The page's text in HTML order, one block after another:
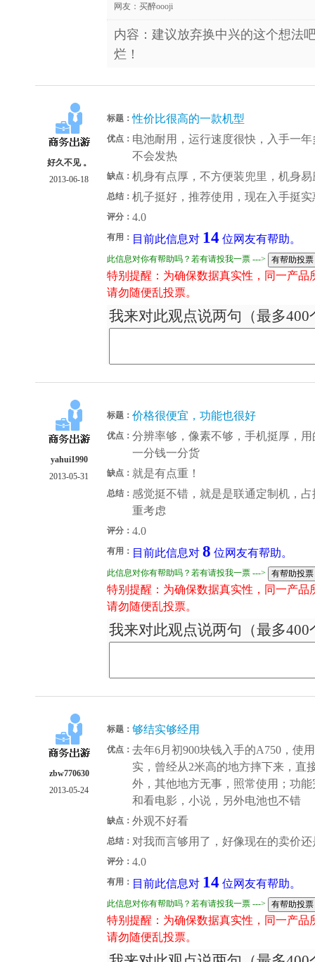
网友： 买醉oooji
内容：建议放弃换中兴的这个想法
烂！
好久不见 。
2013-06-18
标题：性价比很高的一款机型
优点： 电池耐用，运行速度很快，入手一
不会发热
缺点： 机身有点厚，不方便装兜里，机身易
总结： 机子挺好，推荐使用，现在入手挺
评分： 4.0
有用： 目前此信息对 14 位网友有帮助。
此信息对你有帮助吗？若有请投我一票 --->
特别提醒：为确保数据真实性，同一产
请勿随便乱投票。
我来对此观点说两句（最多400
yahui1990
2013-05-31
标题： 价格很便宜，功能也很好
优点： 分辨率够，像素不够，手机挺厚，
一分钱一分货
缺点： 就是有点重！
总结： 感觉挺不错，就是是联通定制机，
重考虑
评分： 4.0
有用： 目前此信息对 8 位网友有帮助。
此信息对你有帮助吗？若有请投我一票 --->
特别提醒：为确保数据真实性，同一产
请勿随便乱投票。
我来对此观点说两句（最多400
zbw770630
2013-05-24
标题： 够结实够经用
优点： 去年6月初900块钱入手的A750，使
实，曾经从2米高的地方摔下来，直
外，其他地方无事，照常使用；功
和看电影，小说，另外电池也不错
缺点： 外观不好看
总结： 对我而言够用了，好像现在的卖价
评分： 4.0
有用： 目前此信息对 14 位网友有帮助。
此信息对你有帮助吗？若有请投我一票 --->
特别提醒：为确保数据真实性，同一产
请勿随便乱投票。